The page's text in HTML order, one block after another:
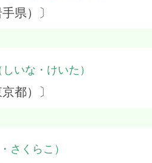
県）〕
しいな・けいた）
都）〕
さくらこ）